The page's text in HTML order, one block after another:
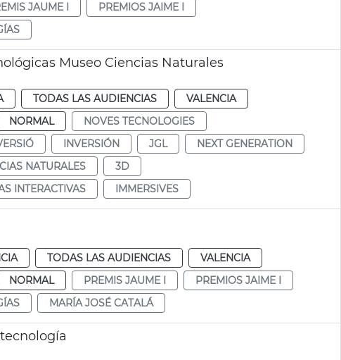
JAUME I
PREMIOS JAIME I
Museo Ciencias Naturales
TODAS LAS AUDIENCIAS
VALENCIA
NORMAL
NOVES TECNOLOGIES
INVERSIÓN JGL
NEXT GENERATION
NATURALES
3D
INTERACTIVAS IMMERSIVES
TODAS LAS AUDIENCIAS
VALENCIA
NORMAL PREMIS JAUME I
PREMIOS JAIME I
MARÍA JOSÉ CATALÁ